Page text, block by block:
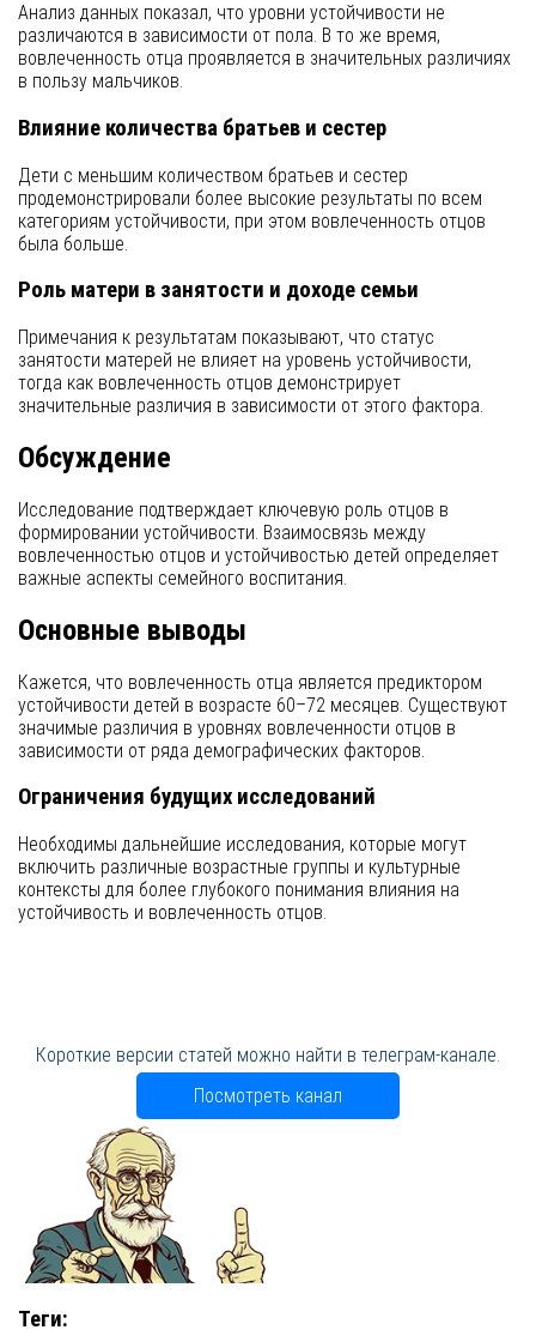
Анализ данных показал, что уровни устойчивости не
различаются в зависимости от пола. В то же время,
вовлеченность отца проявляется в значительных различиях
в пользу мальчиков.
Влияние количества братьев и сестер
Дети с меньшим количеством братьев и сестер
продемонстрировали более высокие результаты по всем
категориям устойчивости, при этом вовлеченность отцов
была больше.
Роль матери в занятости и доходе семьи
Примечания к результатам показывают, что статус
занятости матерей не влияет на уровень устойчивости,
тогда как вовлеченность отцов демонстрирует
значительные различия в зависимости от этого фактора.
Обсуждение
Исследование подтверждает ключевую роль отцов в
формировании устойчивости. Взаимосвязь между
вовлеченностью отцов и устойчивостью детей определяет
важные аспекты семейного воспитания.
Основные выводы
Кажется, что вовлеченность отца является предиктором
устойчивости детей в возрасте 60–72 месяцев. Существуют
значимые различия в уровнях вовлеченности отцов в
зависимости от ряда демографических факторов.
Ограничения будущих исследований
Необходимы дальнейшие исследования, которые могут
включить различные возрастные группы и культурные
контексты для более глубокого понимания влияния на
устойчивость и вовлеченность отцов.
Короткие версии статей можно найти в телеграм-канале.
Посмотреть канал
Теги: